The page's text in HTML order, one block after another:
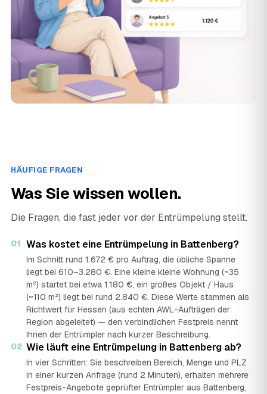
HÄUFIGE FRAGEN
Was Sie wissen wollen.
Die Fragen, die fast jeder vor der Entrümpelung stellt.
01 Was kostet eine Entrümpelung in Battenberg?
Im Schnitt rund 1.672 € pro Auftrag, die übliche Spanne
liegt bei 610–3.280 €. Eine kleine kleine Wohnung (~35
m²) startet bei etwa 1.180 €, ein großes Objekt / Haus
(~110 m²) liegt bei rund 2.840 €. Diese Werte stammen als
Richtwert für Hessen (aus echten AWL-Aufträgen der
Region abgeleitet) — den verbindlichen Festpreis nennt
Ihnen der Entrümpler nach kurzer Beschreibung.
02 Wie läuft eine Entrümpelung in Battenberg ab?
In vier Schritten: Sie beschreiben Bereich, Menge und PLZ
in einer kurzen Anfrage (rund 2 Minuten), erhalten mehrere
Festpreis-Angebote geprüfter Entrümpler aus Battenberg,